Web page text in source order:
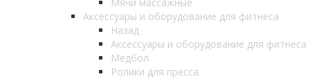
Аксессуары и оборудование для фитнеса
Назад
Аксессуары и оборудование для фитнеса
Медбол
Ролики для пресса